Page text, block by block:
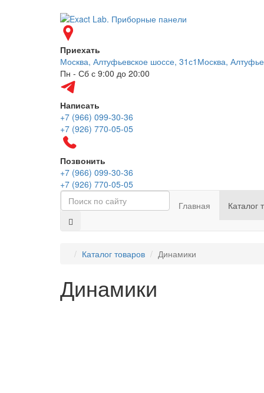
Приехать
Москва, Алтуфьевское шоссе, 31с1 Москва,
Пн - Сб с 9:00 до 20:00
Написать
+7 (966) 099-30-36
+7 (926) 770-05-05
Позвонить
+7 (966) 099-30-36
+7 (926) 770-05-05
Главная
Каталог
Каталог товаров Динамики
Динамики